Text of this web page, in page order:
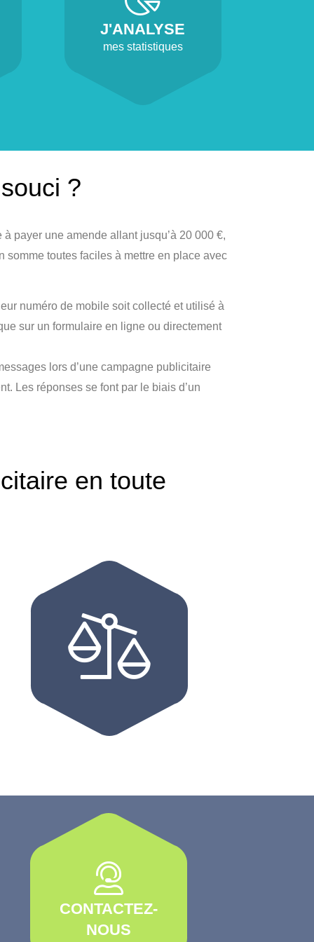
J'ANALYSE
mes statistiques
?
payer une amende allant jusqu’à 20 000 €,
toutes faciles à mettre en place avec
numéro de mobile soit collecté et utilisé à
sur un formulaire en ligne ou directement
lors d’une campagne publicitaire
Les réponses se font par le biais d’un
en toute
CONTACTEZ-
NOUS